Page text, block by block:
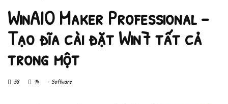
WinAIO Maker Professional –
Tạo đĩa cài đặt Win7 tất cả
trong một
58 14 Software